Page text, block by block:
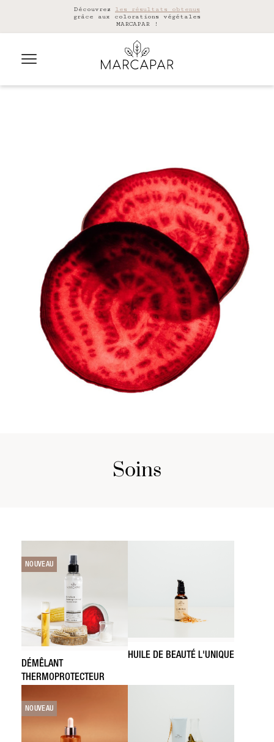
Découvrez les résultats obtenus
grâce aux colorations végétales
MARCAPAR !
soins
NOUVEAU
DÉMÊLANT
THERMOPROTECTEUR
HUILE DE BEAUTÉ L'UNIQUE
NOUVEAU